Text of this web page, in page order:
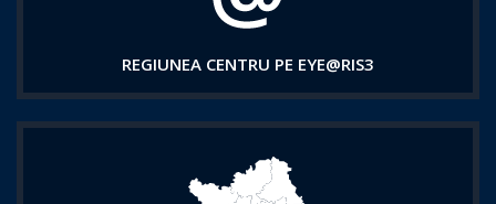
REGIUNEA CENTRU PE EYE@RIS3